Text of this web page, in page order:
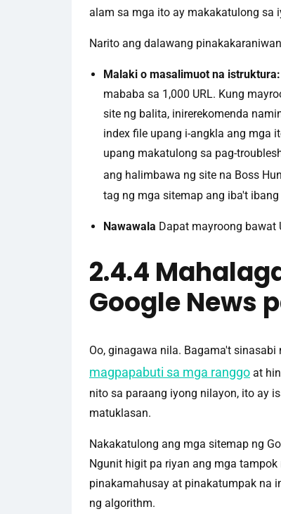
alam sa mga ito ay makakatulong sa
Narito ang dalawang
Malaki o masalimuot na istruktura:
mababa sa 1,000 URL. Kung
site ng balita, inirerekomenda
index file upang i-angkla ang mga
upang makatulong sa pag-
ang halimbawa ng site na Boss
tag ng mga sitemap ang iba't
Nawawala Dapat mayroong bawat
2.4.4
Google News
Oo, ginagawa nila. Bagama't sinasabi
magpapabuti sa mga ranggo at
nito sa paraang iyong nilayon, ito ay
matuklasan.
Nakakatulong ang mga sitemap ng
Ngunit higit pa riyan ang mga
pinakamahusay at pinakatumpak na
ng algorithm.